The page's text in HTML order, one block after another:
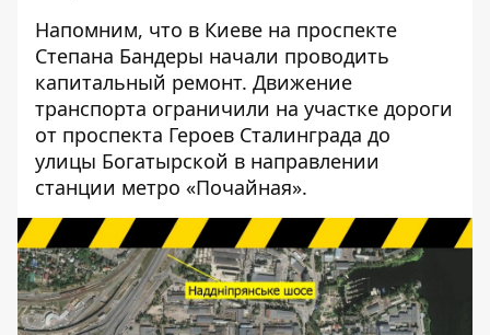
Напомним, что в Киеве на проспекте
Степана Бандеры начали проводить
капитальный ремонт. Движение
транспорта ограничили на участке дороги
от проспекта Героев Сталинграда до
улицы Богатырской в направлении
станции метро «Почайная».